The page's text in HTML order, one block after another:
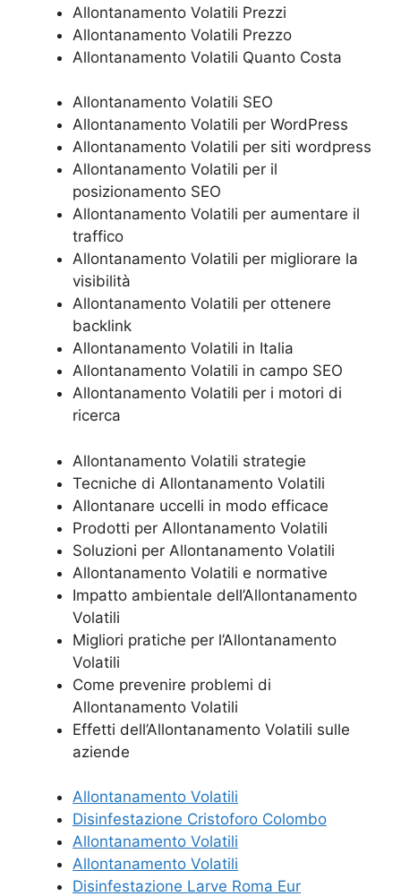
Allontanamento Volatili Prezzi
Allontanamento Volatili Prezzo
Allontanamento Volatili Quanto Costa
Allontanamento Volatili SEO
Allontanamento Volatili per WordPress
Allontanamento Volatili per siti wordpress
Allontanamento Volatili per il
posizionamento SEO
Allontanamento Volatili per aumentare il
traffico
Allontanamento Volatili per migliorare la
visibilità
Allontanamento Volatili per ottenere
backlink
Allontanamento Volatili in Italia
Allontanamento Volatili in campo SEO
Allontanamento Volatili per i motori di
ricerca
Allontanamento Volatili strategie
Tecniche di Allontanamento Volatili
Allontanare uccelli in modo efficace
Prodotti per Allontanamento Volatili
Soluzioni per Allontanamento Volatili
Allontanamento Volatili e normative
Impatto ambientale dell’Allontanamento
Volatili
Migliori pratiche per l’Allontanamento
Volatili
Come prevenire problemi di
Allontanamento Volatili
Effetti dell’Allontanamento Volatili sulle
aziende
Allontanamento Volatili
Disinfestazione Cristoforo Colombo
Allontanamento Volatili
Allontanamento Volatili
Disinfestazione Larve Roma Eur